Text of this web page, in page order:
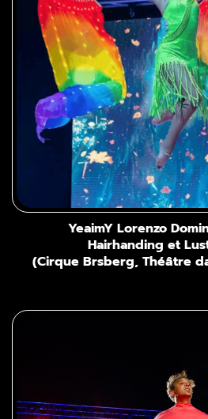
YeaimY Lorenzo
Hairhanding et
(Cirque Brsberg, Théâtre